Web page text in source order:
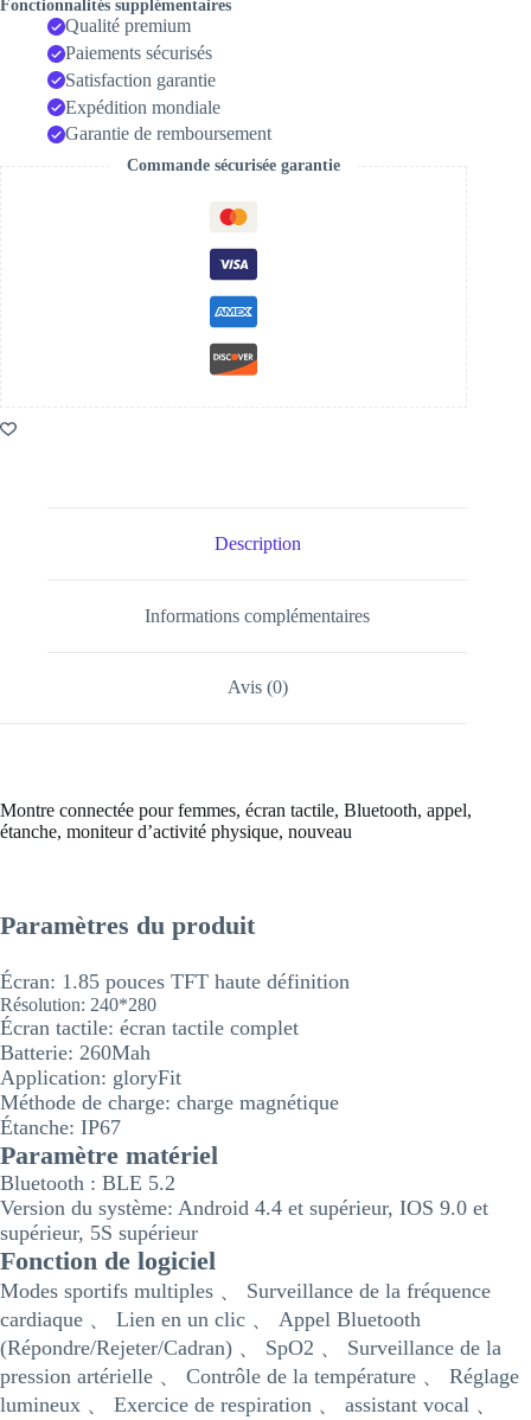
Fonctionnalités supplémentaires
Qualité premium
Paiements sécurisés
Satisfaction garantie
Expédition mondiale
Garantie de remboursement
Commande sécurisée garantie
Description
Informations complémentaires
Avis (0)
Montre connectée pour femmes, écran tactile, Bluetooth, appel,
étanche, moniteur d’activité physique, nouveau
Paramètres du produit
Écran: 1.85 pouces TFT haute définition
Résolution: 240*280
Écran tactile: écran tactile complet
Batterie: 260Mah
Application: gloryFit
Méthode de charge: charge magnétique
Étanche: IP67
Paramètre matériel
Bluetooth : BLE 5.2
Version du système: Android 4.4 et supérieur, IOS 9.0 et
supérieur, 5S supérieur
Fonction de logiciel
Modes sportifs multiples 、 Surveillance de la fréquence
cardiaque 、 Lien en un clic 、 Appel Bluetooth
(Répondre/Rejeter/Cadran) 、 SpO2 、 Surveillance de la
pression artérielle 、 Contrôle de la température 、 Réglage
lumineux 、 Exercice de respiration 、 assistant vocal 、